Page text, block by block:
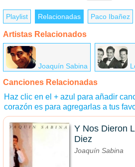
Playlist Relacionadas Paco Ibañez
Artistas Relacionados
Joaquín Sabina
Canciones Relacionadas
Haz clic en el + azul para añadir
corazón es para agregarlas a tus
Y Nos Dieron
Diez
Joaquín Sabina